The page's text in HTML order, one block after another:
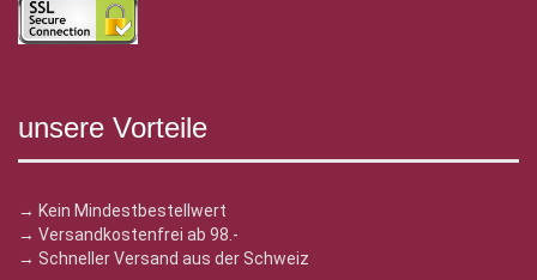
unsere Vorteile
→ Kein Mindestbestellwert
→ Versandkostenfrei ab 98.-
→ Schneller Versand aus der Schweiz